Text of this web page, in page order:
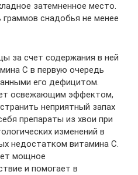
затемненное место.
снадобья не менее
за счет содержания в ней
С в первую очередь
его дефицитом.
освежающим эффектом,
неприятный запах
препараты из хвои при
изменений в
недостатком витамина С.
мощное
и помогает в